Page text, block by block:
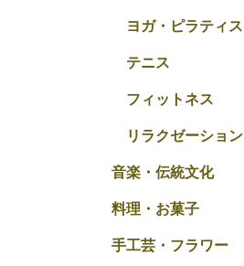
ヨガ・ピラティス
テニス
フィットネス
リラクゼーション
音楽・伝統文化
料理・お菓子
手工芸・フラワー